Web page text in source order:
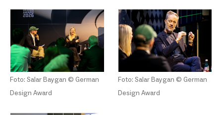
Foto: Salar Baygan © German
Design Award
Foto: Salar Baygan © German
Design Award